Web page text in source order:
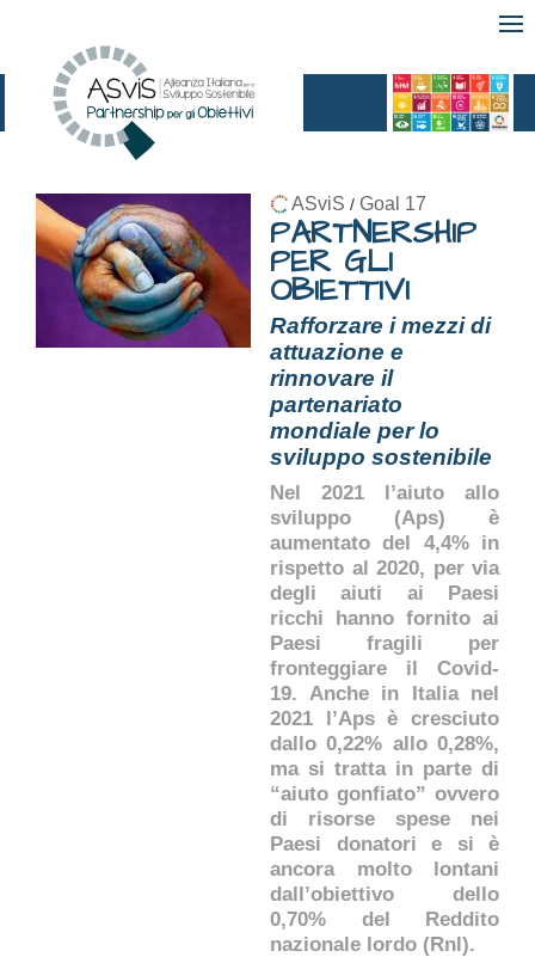
ASviS / Goal 17
PARTNERSHIP
PER GLI
OBIETTIVI
Rafforzare i mezzi di
attuazione e
rinnovare il
partenariato
mondiale per lo
sviluppo sostenibile
Nel 2021 l’aiuto allo
sviluppo (Aps) è
aumentato del 4,4% in
rispetto al 2020, per via
degli aiuti ai Paesi
ricchi hanno fornito ai
Paesi fragili per
fronteggiare il Covid-
19. Anche in Italia nel
2021 l’Aps è cresciuto
dallo 0,22% allo 0,28%,
ma si tratta in parte di
“aiuto gonfiato” ovvero
di risorse spese nei
Paesi donatori e si è
ancora molto lontani
dall’obiettivo dello
0,70% del Reddito
nazionale lordo (Rnl).